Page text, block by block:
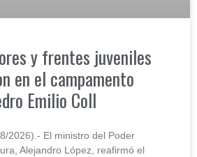
y frentes juveniles
en el campamento
Emilio Coll
2026).- El ministro del Poder
Alejandro López, reafirmó el